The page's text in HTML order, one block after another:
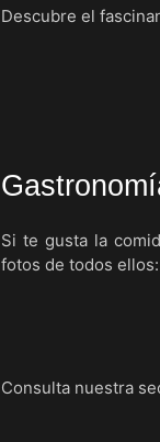
Descubre el
Si te gusta la
fotos de todos ellos:
Consulta nuestra